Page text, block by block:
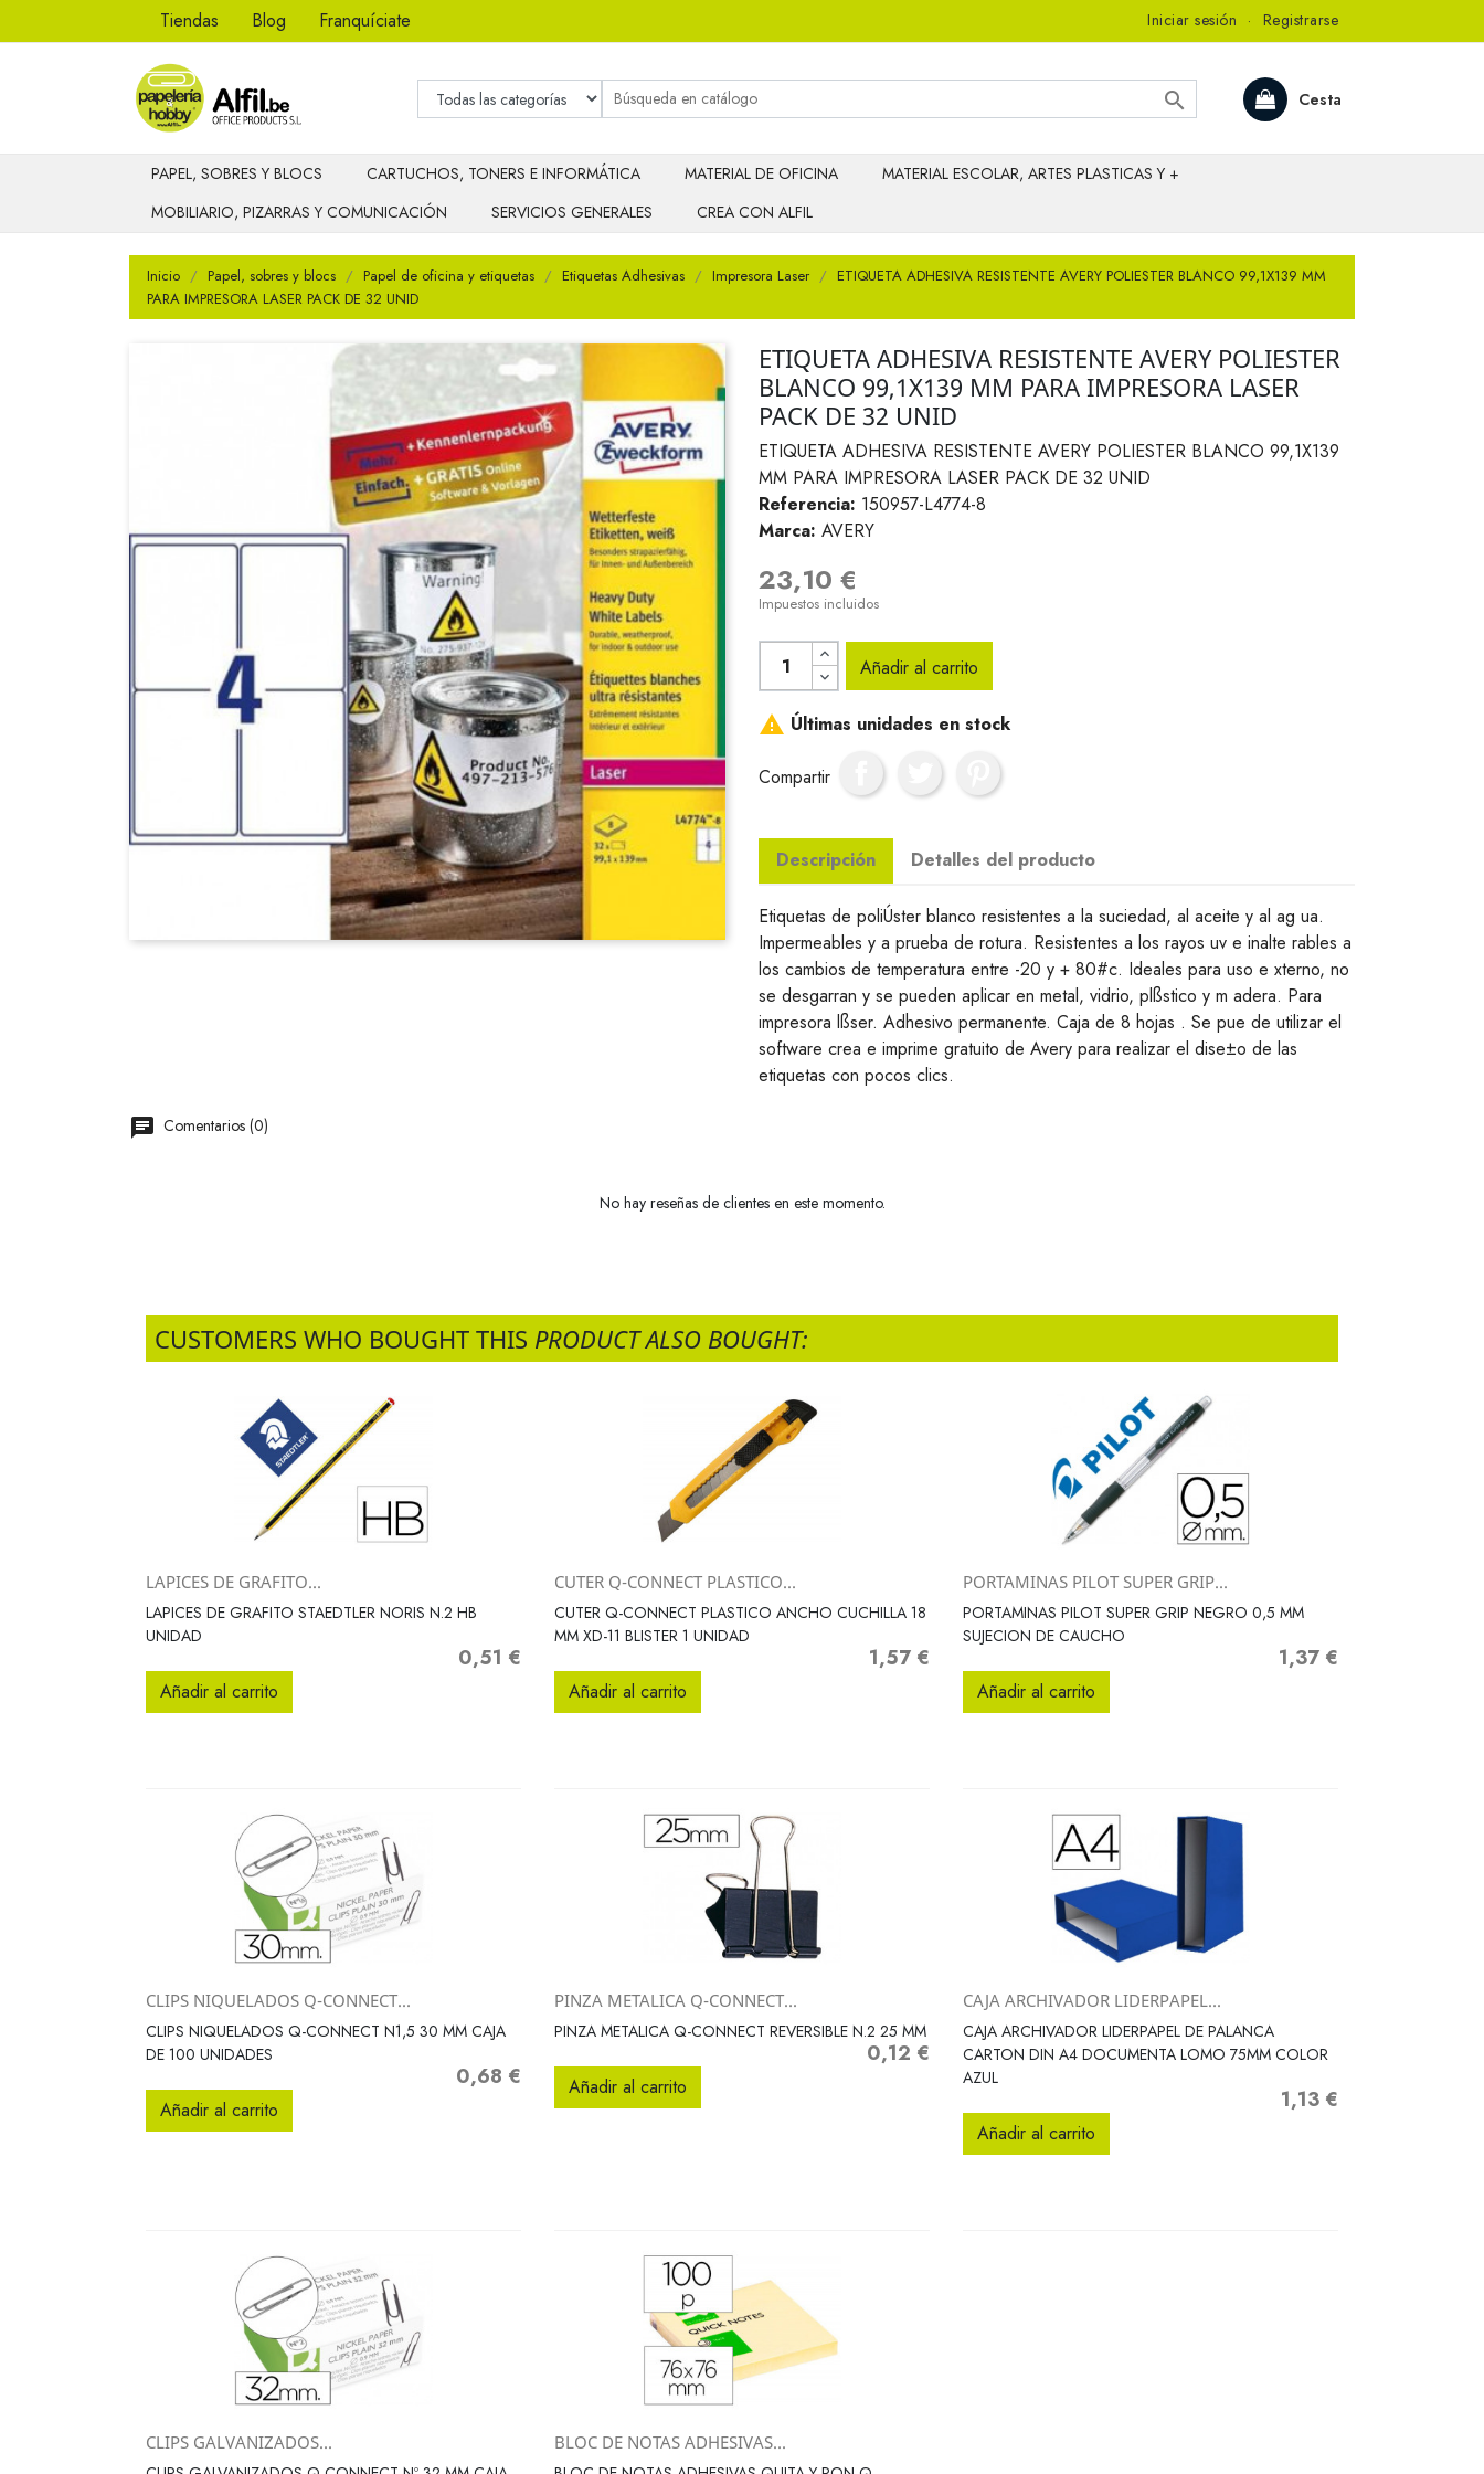
Tiendas Blog Franquíciate Iniciar sesión · Registrarse
Cesta

PAPEL, SOBRES Y BLOCS CARTUCHOS, TONERS E INFORMÁTICA MATERIAL DE OFICINA
MATERIAL ESCOLAR, ARTES PLASTICAS Y +
MOBILIARIO, PIZARRAS Y COMUNICACIÓN
SERVICIOS GENERALES CREA CON ALFIL
Inicio Papel, sobres y blocs Papel de oficina y etiquetas Etiquetas Adhesivas Impresora Laser
ETIQUETA ADHESIVA RESISTENTE AVERY POLIESTER BLANCO 99,1X139 MM
PARA IMPRESORA LASER PACK DE 32 UNID
ETIQUETA ADHESIVA RESISTENTE AVERY POLIESTER
BLANCO 99,1X139 MM PARA IMPRESORA LASER
PACK DE 32 UNID
ETIQUETA ADHESIVA RESISTENTE AVERY POLIESTER BLANCO 99,1X139
MM PARA IMPRESORA LASER PACK DE 32 UNID
Referencia: 150957-L4774-8
Marca: AVERY
23,10 €
Impuestos incluidos
Añadir al carrito
 Últimas unidades en stock
Compartir
Descripción Detalles del producto
Etiquetas de poliÚster blanco resistentes a la suciedad, al aceite y al ag ua.
Impermeables y a prueba de rotura. Resistentes a los rayos uv e inalte rables a
los cambios de temperatura entre -20 y + 80#c. Ideales para uso e xterno, no
se desgarran y se pueden aplicar en metal, vidrio, plßstico y m adera. Para
impresora lßser. Adhesivo permanente. Caja de 8 hojas . Se pue de utilizar el
software crea e imprime gratuito de Avery para realizar el dise±o de las
etiquetas con pocos clics.
Comentarios (0)
No hay reseñas de clientes en este momento.
CUSTOMERS WHO BOUGHT THIS PRODUCT ALSO BOUGHT:
Vista rápida
LAPICES DE GRAFITO...
LAPICES DE GRAFITO STAEDTLER NORIS N.2 HB
UNIDAD
Precio
0,51 €
Añadir al carrito
Vista rápida
CUTER Q-CONNECT PLASTICO...
CUTER Q-CONNECT PLASTICO ANCHO CUCHILLA 18
MM XD-11 BLISTER 1 UNIDAD
Precio
1,57 €
Añadir al carrito
 Vista rápida
PORTAMINAS PILOT SUPER GRIP...
PORTAMINAS PILOT SUPER GRIP NEGRO 0,5 MM
SUJECION DE CAUCHO
Precio
1,37 €
Añadir al carrito
 Vista rápida
CLIPS NIQUELADOS Q-CONNECT...
CLIPS NIQUELADOS Q-CONNECT N1,5 30 MM CAJA
DE 100 UNIDADES
Precio
0,68 €
Añadir al carrito
Vista rápida
PINZA METALICA Q-CONNECT...
PINZA METALICA Q-CONNECT REVERSIBLE N.2 25 MM
Precio
0,12 €
Añadir al carrito
Vista rápida
CAJA ARCHIVADOR LIDERPAPEL...
CAJA ARCHIVADOR LIDERPAPEL DE PALANCA
CARTON DIN A4 DOCUMENTA LOMO 75MM COLOR
AZUL
Precio
1,13 €
Añadir al carrito
 Vista rápida
CLIPS GALVANIZADOS...
Vista rápida
BLOC DE NOTAS ADHESIVAS...